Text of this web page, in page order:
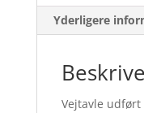
Yderligere
Vejtavle